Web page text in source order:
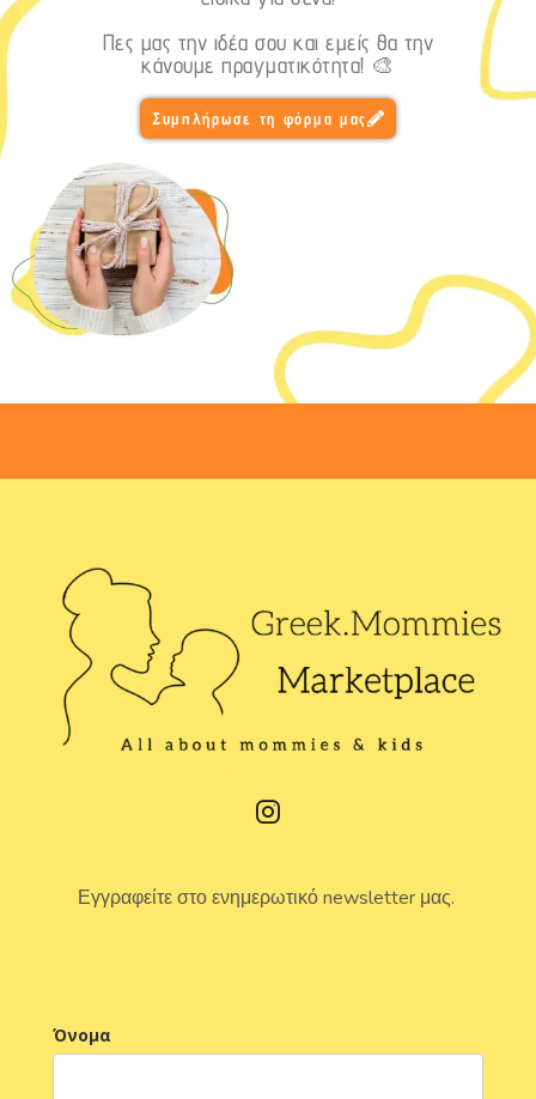
Πες μας την ιδέα σου και εμείς θα την
κάνουμε πραγματικότητα! 🎨
Συμπλήρωσε τη φόρμα μας
Εγγραφείτε στο ενημερωτικό newsletter μας.
Όνομα